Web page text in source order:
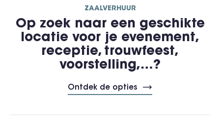
ZAALVERHUUR
Op zoek naar een geschikte
locatie voor je evenement,
receptie, trouwfeest,
voorstelling,…?
Ontdek de opties